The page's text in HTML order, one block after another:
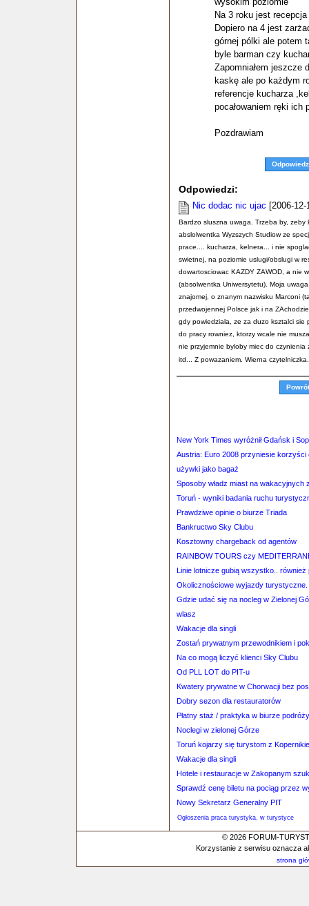
Na 3 roku jest
Dopiero na 4 jest
górnej pólki ale potem
byle barman czy
Zapomniałem jeszcze
kaskę ale po każdym
referencje kucharza
pocałowaniem ręki
Pozdrawiam
Odpowiedz
Odpowiedzi:
Nic dodac nic ujac [2006-
Bardzo sluszna uwaga. Trzeba by,
abslolwentka Wyzszych Studiow ze
prace.... kucharza, kelnera... i nie
swietnej, na poziomie uslugi/obslugi w
dowartosciowac KAZDY ZAWOD, a nie
(absolwentka Uniwersytetu). Moja
znajomej, o znanym nazwisku Marconi
przedwojennej Polsce jak i na
gdy powiedziala, ze za duzo ksztalci sie
do pracy rowniez, ktorzy wcale nie
nie przyjemnie byloby miec do
itd... Z powazaniem. Wierna czytelniczka.
New York Times wyróżnił Gdańsk i
Austria: Euro 2008 przyniesie
używki jako bagaż
Sposoby władz miast na wakacyjnych
Toruń - wyniki badania ruchu
Prawdziwe opinie o biurze Triada
Bankructwo Sky Clubu
Kosztowny chargeback od agentów
RAINBOW TOURS czy
Linie lotnicze gubią wszystko.. również
Okolicznościowe wyjazdy turystyczne.
Gdzie udać się na nocleg w Zielonej
wlasz
Wakacje dla singli
Zostań prywatnym przewodnikiem i
Na co mogą liczyć klienci Sky Clubu
Od PLL LOT do PIT-u
Kwatery prywatne w Chorwacji bez
Dobry sezon dla restauratorów
Płatny staż / praktyka w biurze podróży
Noclegi w zielonej Górze
Toruń kojarzy się turystom z
Wakacje dla singli
Hotele i restauracje w Zakopanym
Sprawdź cenę biletu na pociąg przez
Nowy Sekretarz Generalny PIT
Ogłoszenia praca turystyka, w turystyce
© 2026 FORUM-
Korzystanie z serwisu oznacza
strona